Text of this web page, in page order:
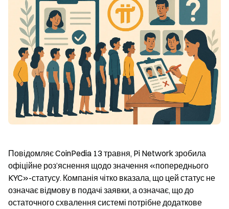
Повідомляє CoinPedia 13 травня, Pi Network зробила
офіційне роз’яснення щодо значення «попереднього
KYC»-статусу. Компанія чітко вказала, що цей статус не
означає відмову в подачі заявки, а означає, що до
остаточного схвалення системі потрібне додаткове